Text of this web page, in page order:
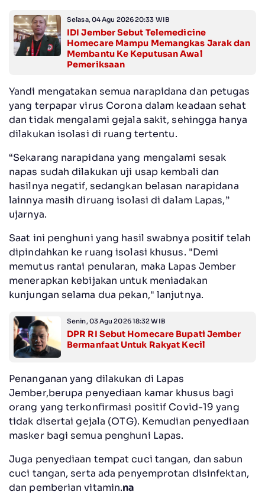
Selasa, 04 Agu 2026 20:33 WIB
IDI Jember Sebut Telemedicine
Homecare Mampu Memangkas Jarak dan
Membantu Ke Keputusan Awal
Pemeriksaan
Yandi mengatakan semua narapidana dan petugas
yang terpapar virus Corona dalam keadaan sehat
dan tidak mengalami gejala sakit, sehingga hanya
dilakukan isolasi di ruang tertentu.
“Sekarang narapidana yang mengalami sesak
napas sudah dilakukan uji usap kembali dan
hasilnya negatif, sedangkan belasan narapidana
lainnya masih diruang isolasi di dalam Lapas,”
ujarnya.
Saat ini penghuni yang hasil swabnya positif telah
dipindahkan ke ruang isolasi khusus. "Demi
memutus rantai penularan, maka Lapas Jember
menerapkan kebijakan untuk meniadakan
kunjungan selama dua pekan," lanjutnya.
Senin, 03 Agu 2026 18:32 WIB
DPR RI Sebut Homecare Bupati Jember
Bermanfaat Untuk Rakyat Kecil
Penanganan yang dilakukan di Lapas
Jember,berupa penyediaan kamar khusus bagi
orang yang terkonfirmasi positif Covid-19 yang
tidak disertai gejala (OTG). Kemudian penyediaan
masker bagi semua penghuni Lapas.
Juga penyediaan tempat cuci tangan, dan sabun
cuci tangan, serta ada penyemprotan disinfektan,
dan pemberian vitamin.na